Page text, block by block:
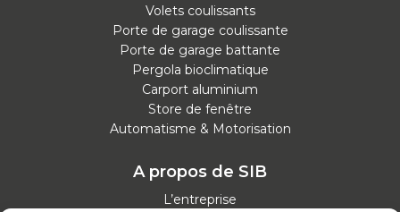
Volets coulissants
Porte de garage coulissante
Porte de garage battante
Pergola bioclimatique
Carport aluminium
Store de fenêtre
Automatisme & Motorisation
A propos de SIB
L’entreprise